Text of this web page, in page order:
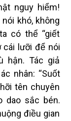
nguy hiểm!
khó, không
có thể “giết
cái lưỡi để nói
hận. Tác giả
nhân: “Suốt
tên chuyên
dao sắc bén.
điều gian